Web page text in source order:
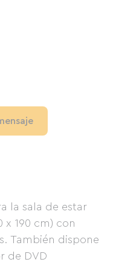
la sala de estar
x 190 cm) con
También dispone
de DVD